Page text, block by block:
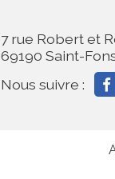
7 rue Robert et
69190 Saint-
Nous suivre :